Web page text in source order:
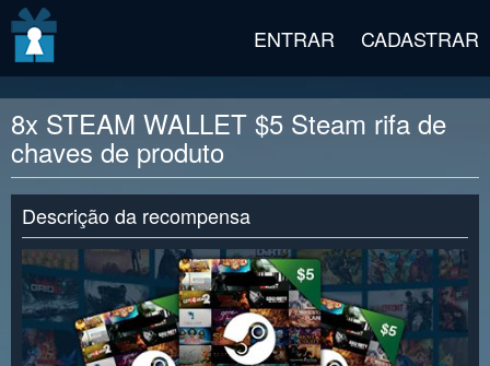
ENTRAR CADASTRAR
8x STEAM WALLET $5 Steam rifa de
chaves de produto
Descrição da recompensa